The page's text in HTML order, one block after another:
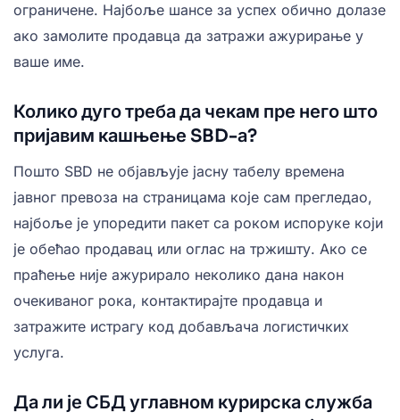
ограничене. Најбоље шансе за успех обично долазе
ако замолите продавца да затражи ажурирање у
ваше име.
Колико дуго треба да чекам пре него што
пријавим кашњење SBD-а?
Пошто SBD не објављује јасну табелу времена
јавног превоза на страницама које сам прегледао,
најбоље је упоредити пакет са роком испоруке који
је обећао продавац или оглас на тржишту. Ако се
праћење није ажурирало неколико дана након
очекиваног рока, контактирајте продавца и
затражите истрагу код добављача логистичких
услуга.
Да ли је СБД углавном курирска служба